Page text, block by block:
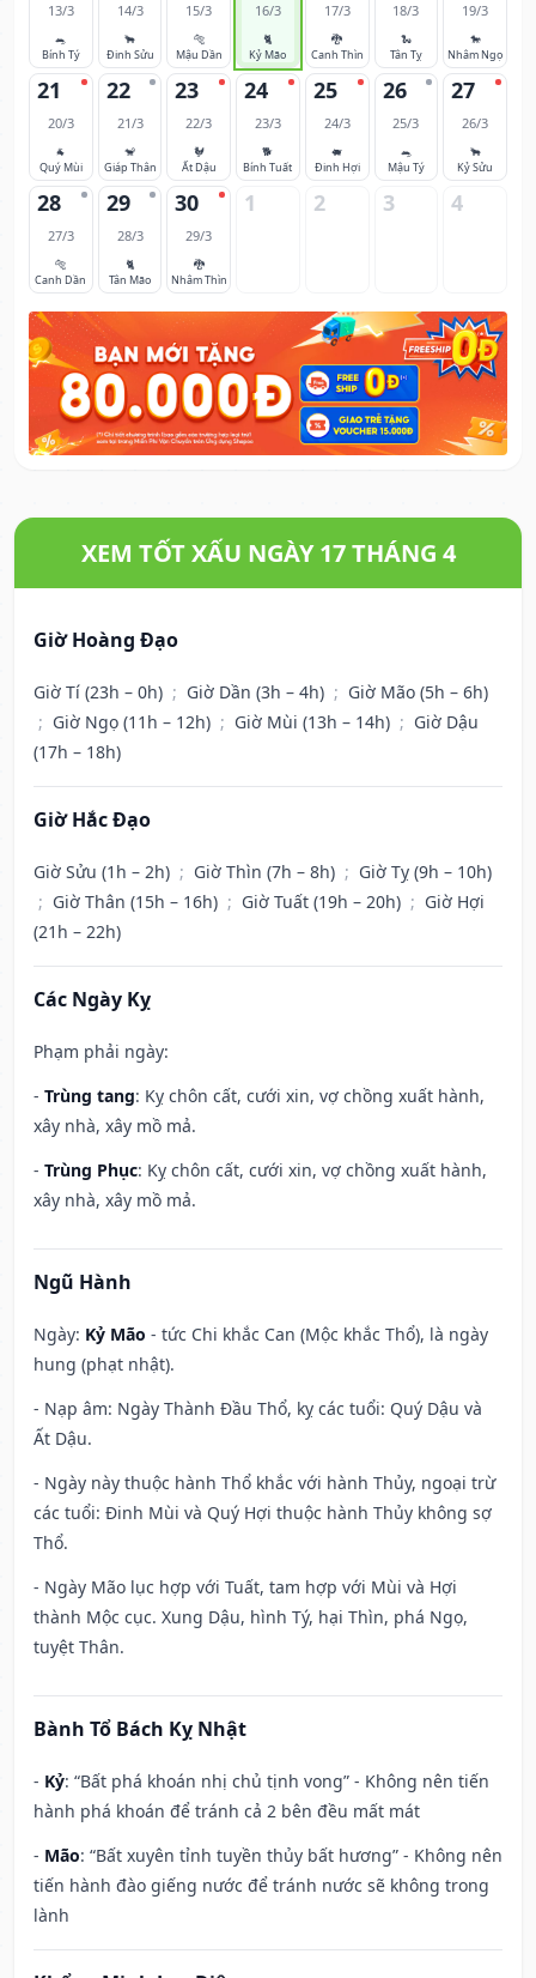
13/3
🐀
Bính Tý
14/3
🐂
Đinh Sửu
15/3
🐅
Mậu Dần
16/3
🐈
Kỷ Mão
17/3
🐉
Canh Thìn
18/3
🐍
Tân Tỵ
19/3
🐎
Nhâm Ngọ
21
20/3
🐐
Quý Mùi
22
21/3
🐒
Giáp Thân
23
22/3
🐓
Ất Dậu
24
23/3
🐕
Bính Tuất
25
24/3
🐖
Đinh Hợi
26
25/3
🐀
Mậu Tý
27
26/3
🐂
Kỷ Sửu
28
27/3
🐅
Canh Dần
29
28/3
🐈
Tân Mão
30
29/3
🐉
Nhâm Thìn
1 2 3 4
XEM TỐT XẤU NGÀY 17 THÁNG 4
Giờ Hoàng Đạo
Giờ Tí (23h – 0h) ; Giờ Dần (3h – 4h) ; Giờ Mão (5h – 6h)
; Giờ Ngọ (11h – 12h) ; Giờ Mùi (13h – 14h) ; Giờ Dậu
(17h – 18h)
Giờ Hắc Đạo
Giờ Sửu (1h – 2h) ; Giờ Thìn (7h – 8h) ; Giờ Tỵ (9h – 10h)
; Giờ Thân (15h – 16h) ; Giờ Tuất (19h – 20h) ; Giờ Hợi
(21h – 22h)
Các Ngày Kỵ
Phạm phải ngày:
- Trùng tang: Kỵ chôn cất, cưới xin, vợ chồng xuất hành,
xây nhà, xây mồ mả.
- Trùng Phục: Kỵ chôn cất, cưới xin, vợ chồng xuất hành,
xây nhà, xây mồ mả.
Ngũ Hành
Ngày: Kỷ Mão - tức Chi khắc Can (Mộc khắc Thổ), là ngày
hung (phạt nhật).
- Nạp âm: Ngày Thành Đầu Thổ, kỵ các tuổi: Quý Dậu và
Ất Dậu.
- Ngày này thuộc hành Thổ khắc với hành Thủy, ngoại trừ
các tuổi: Đinh Mùi và Quý Hợi thuộc hành Thủy không sợ
Thổ.
- Ngày Mão lục hợp với Tuất, tam hợp với Mùi và Hợi
thành Mộc cục. Xung Dậu, hình Tý, hại Thìn, phá Ngọ,
tuyệt Thân.
Bành Tổ Bách Kỵ Nhật
- Kỷ: “Bất phá khoán nhị chủ tịnh vong” - Không nên tiến
hành phá khoán để tránh cả 2 bên đều mất mát
- Mão: “Bất xuyên tỉnh tuyền thủy bất hương” - Không nên
tiến hành đào giếng nước để tránh nước sẽ không trong
lành